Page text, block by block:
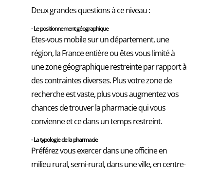
Deux grandes questions à ce niveau :
- Le positionnement géographique
Etes-vous mobile sur un département, une
région, la France entière ou êtes vous limité à
une zone géographique restreinte par rapport à
des contraintes diverses. Plus votre zone de
recherche est vaste, plus vous augmentez vos
chances de trouver la pharmacie qui vous
convienne et ce dans un temps restreint.
- La typologie de la pharmacie
Préférez vous exercer dans une officine en
milieu rural, semi-rural, dans une ville, en centre-